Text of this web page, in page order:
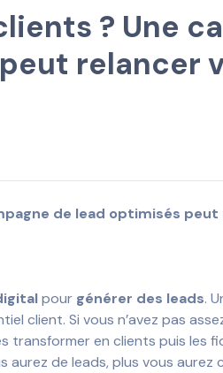
? Une
relancer
de lead optimisés
pour générer des leads.
client. Si vous n’avez pas
transformer en clients puis les
de leads, plus vous aurez